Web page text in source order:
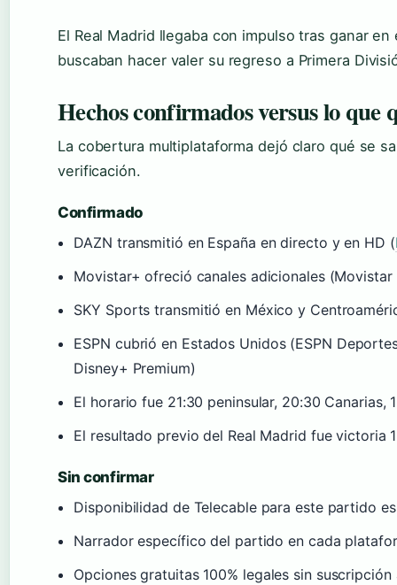
El Real Madrid llegaba con impulso tras ganar
buscaban hacer valer su regreso a Primera
Hechos confirmados versus lo que
La cobertura multiplataforma dejó claro qué se
verificación.
Confirmado
DAZN transmitió en España en directo y en HD (
Movistar+ ofreció canales adicionales
SKY Sports transmitió en México y
ESPN cubrió en Estados Unidos (ESPN
Disney+ Premium)
El horario fue 21:30 peninsular, 20:30
El resultado previo del Real Madrid fue victoria
Sin confirmar
Disponibilidad de Telecable para este partido
Narrador específico del partido en cada
Opciones gratuitas 100% legales sin suscripción